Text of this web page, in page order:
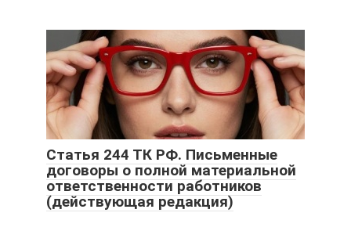
Статья 244 ТК РФ. Письменные
договоры о полной материальной
ответственности работников
(действующая редакция)